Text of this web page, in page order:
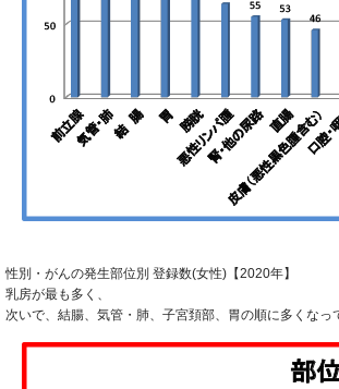
性別・がんの発生部位別 登録数(女性)【2020年】
乳房が最も多く、
次いで、結腸、気管・肺、子宮頚部、胃の順に多くなっ